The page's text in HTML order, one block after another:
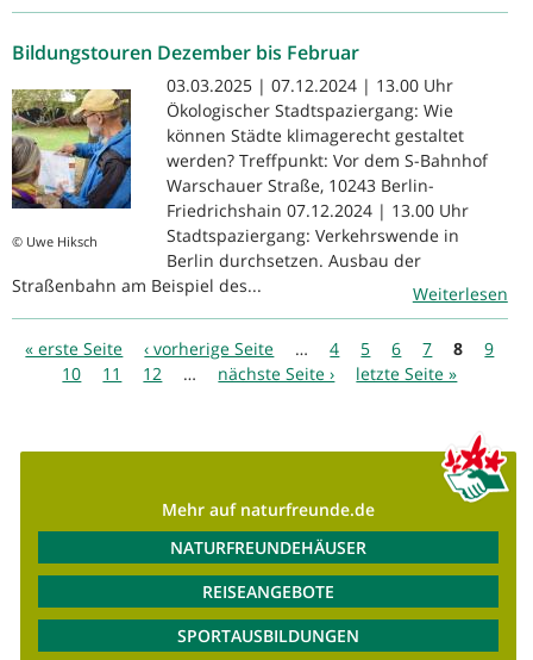
Bildungstouren Dezember bis Februar
© Uwe Hiksch
03.03.2025 | 07.12.2024 | 13.00 Uhr
Ökologischer Stadtspaziergang: Wie
können Städte klimagerecht gestaltet
werden? Treffpunkt: Vor dem S-Bahnhof
Warschauer Straße, 10243 Berlin-
Friedrichshain 07.12.2024 | 13.00 Uhr
Stadtspaziergang: Verkehrswende in
Berlin durchsetzen. Ausbau der
Straßenbahn am Beispiel des...
Weiterlesen
Seiten
« erste Seite ‹ vorherige Seite … 4 5 6 7 8
9
10
11 12 … nächste Seite › letzte Seite »
Mehr auf naturfreunde.de
NATURFREUNDEHÄUSER
REISEANGEBOTE
SPORTAUSBILDUNGEN